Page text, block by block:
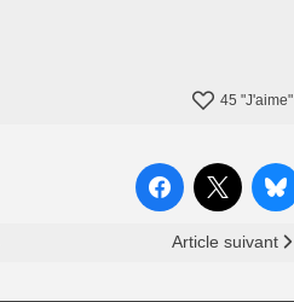
45 "J'aime"
Article suivant